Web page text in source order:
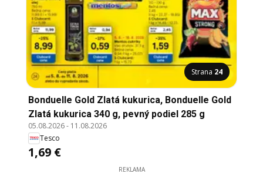
Strana 24
Bonduelle Gold Zlatá kukurica, Bonduelle Gold
Zlatá kukurica 340 g, pevný podiel 285 g
05.08.2026- 11.08.2026
Tesco
1,69 €
REKLAMA